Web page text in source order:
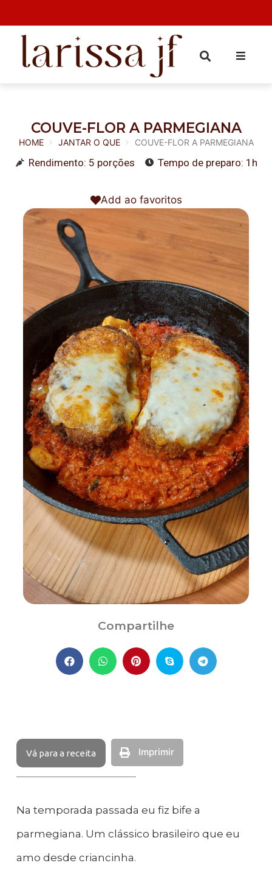
COUVE-FLOR A PARMEGIANA
HOME JANTAR O QUE COUVE-FLOR A PARMEGIANA
Rendimento: 5 porções Tempo de preparo: 1h
Add ao favoritos
Compartilhe
Vá para a receita Imprimir
Na temporada passada eu fiz bife a
parmegiana. Um clássico brasileiro que eu
amo desde criancinha.